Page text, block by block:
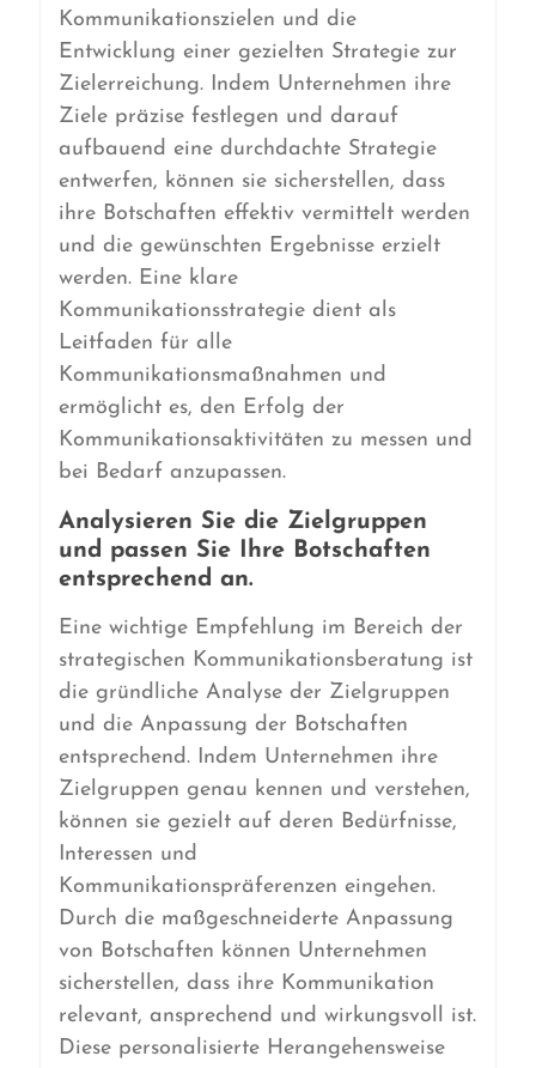
Kommunikationszielen und die
Entwicklung einer gezielten Strategie zur
Zielerreichung. Indem Unternehmen ihre
Ziele präzise festlegen und darauf
aufbauend eine durchdachte Strategie
entwerfen, können sie sicherstellen, dass
ihre Botschaften effektiv vermittelt werden
und die gewünschten Ergebnisse erzielt
werden. Eine klare
Kommunikationsstrategie dient als
Leitfaden für alle
Kommunikationsmaßnahmen und
ermöglicht es, den Erfolg der
Kommunikationsaktivitäten zu messen und
bei Bedarf anzupassen.
Analysieren Sie die Zielgruppen
und passen Sie Ihre Botschaften
entsprechend an.
Eine wichtige Empfehlung im Bereich der
strategischen Kommunikationsberatung ist
die gründliche Analyse der Zielgruppen
und die Anpassung der Botschaften
entsprechend. Indem Unternehmen ihre
Zielgruppen genau kennen und verstehen,
können sie gezielt auf deren Bedürfnisse,
Interessen und
Kommunikationspräferenzen eingehen.
Durch die maßgeschneiderte Anpassung
von Botschaften können Unternehmen
sicherstellen, dass ihre Kommunikation
relevant, ansprechend und wirkungsvoll ist.
Diese personalisierte Herangehensweise